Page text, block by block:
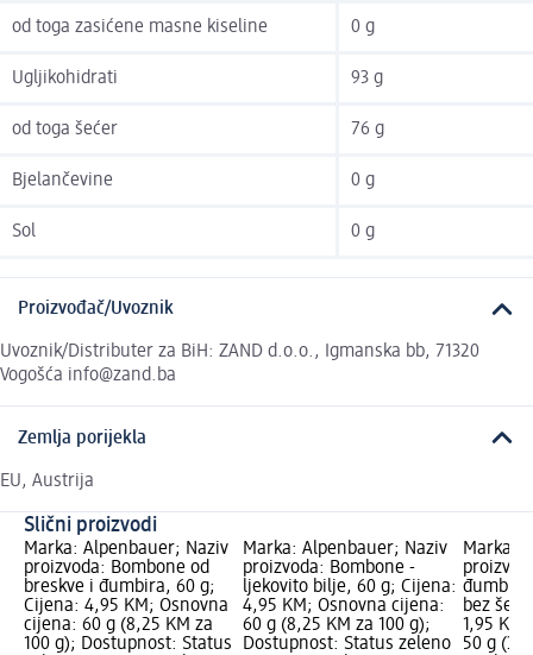
od toga zasićene masne kiseline 0 g
Ugljikohidrati 93 g
od toga šećer 76 g
Bjelančevine 0 g
Sol 0 g
Proizvođač/Uvoznik
Uvoznik/Distributer za BiH: ZAND d.o.o., Igmanska bb, 71320
Vogošća info@zand.ba
Zemlja porijekla
EU, Austrija
Slični proizvodi
Marka: Alpenbauer; Naziv
proizvoda: Bombone od
breskve i đumbira, 60 g;
Cijena: 4,95 KM; Osnovna
cijena: 60 g (8,25 KM za
100 g); Dostupnost: Status
Marka: Alpenbauer; Naziv
proizvoda: Bombone -
ljekovito bilje, 60 g; Cijena:
4,95 KM; Osnovna cijena:
60 g (8,25 KM za 100 g);
Dostupnost: Status zeleno
Marka:
bez
1,95
50 g